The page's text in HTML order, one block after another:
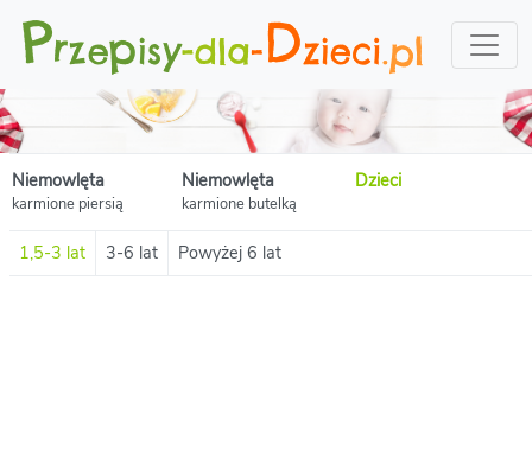
Niemowlęta
karmione piersią
Niemowlęta
karmione butelką
Dzieci
1,5-3 lat 3-6 lat Powyżej 6 lat